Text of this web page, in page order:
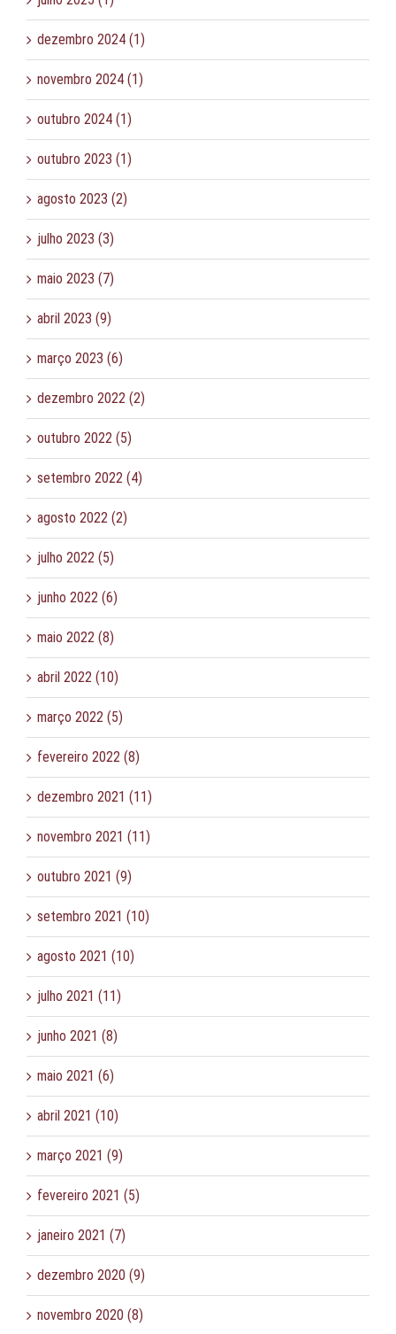
dezembro 2024 (1)
novembro 2024 (1)
outubro 2024 (1)
outubro 2023 (1)
agosto 2023 (2)
julho 2023 (3)
maio 2023 (7)
abril 2023 (9)
março 2023 (6)
dezembro 2022 (2)
outubro 2022 (5)
setembro 2022 (4)
agosto 2022 (2)
julho 2022 (5)
junho 2022 (6)
maio 2022 (8)
abril 2022 (10)
março 2022 (5)
fevereiro 2022 (8)
dezembro 2021 (11)
novembro 2021 (11)
outubro 2021 (9)
setembro 2021 (10)
agosto 2021 (10)
julho 2021 (11)
junho 2021 (8)
maio 2021 (6)
abril 2021 (10)
março 2021 (9)
fevereiro 2021 (5)
janeiro 2021 (7)
dezembro 2020 (9)
novembro 2020 (8)